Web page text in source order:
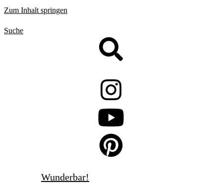
Zum Inhalt springen
Suche
Wunderbar!